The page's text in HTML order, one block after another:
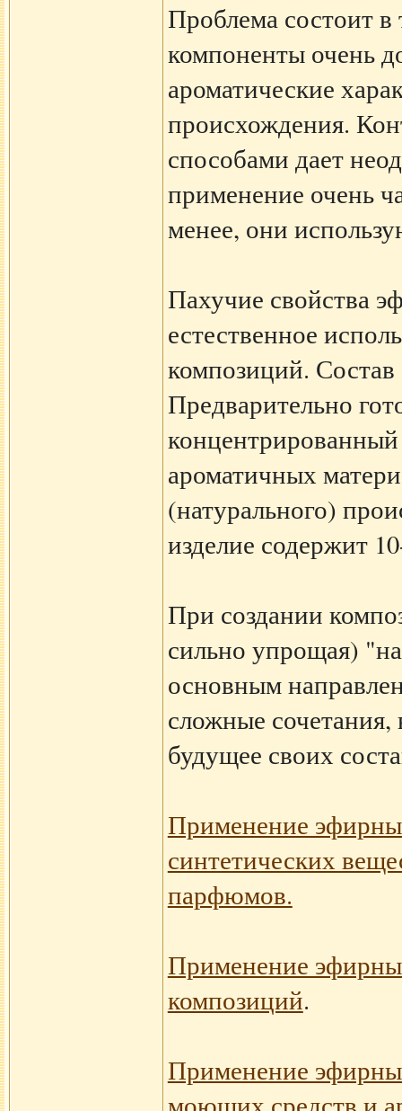
Проблема состоит
компоненты очень
ароматические
происхождения.
способами дает
применение очень
менее, они
Пахучие свойства
естественное
композиций.
Предварительно
ароматичных
(натурального)
изделие содержит
При создании
сильно упрощая)
основным
сложные
будущее своих
Применение
синтетических
парфюмов.
Применение
композиций.
Применение